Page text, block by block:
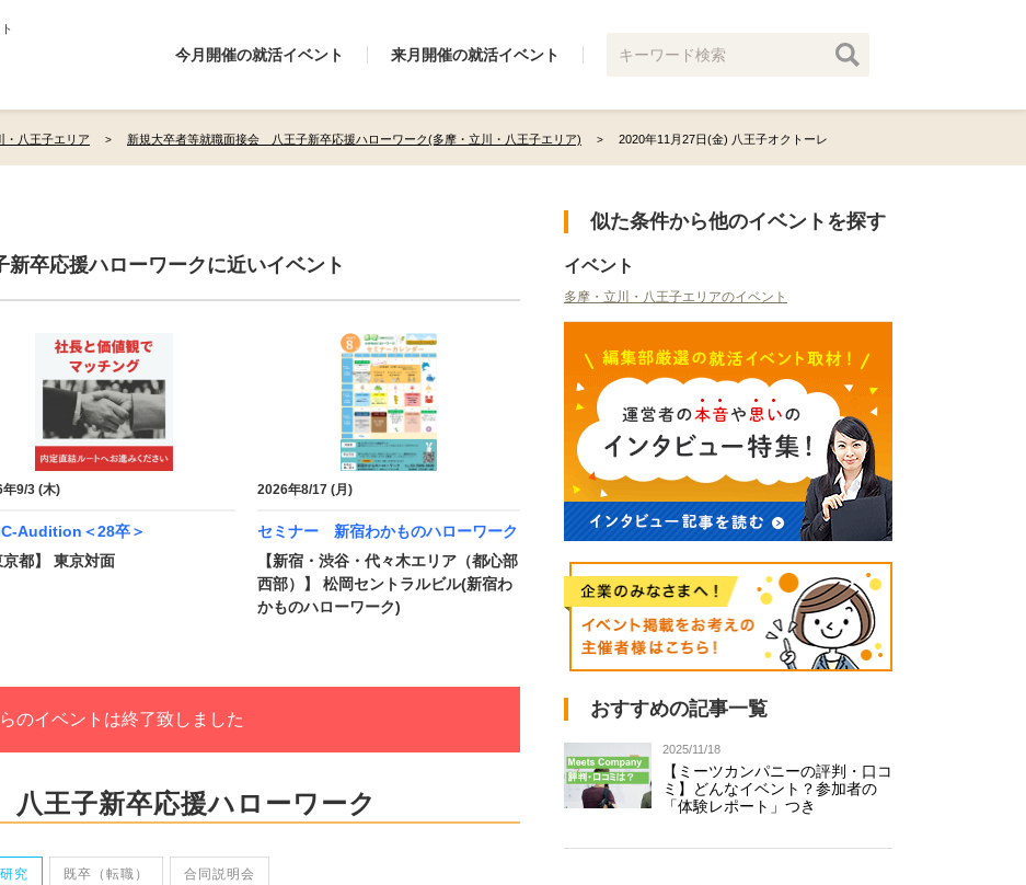
今月開催の就活イベント 来月開催の就活イベント
・八王子エリア 新規大卒者等就職面接会 八王子新卒応援ハローワーク(多摩・立川・八王子エリア) 2020年11月27日(金) 八王子オクトーレ
卒応援ハローワークに近いイベント
9/3 (木)
Audition＜28卒＞
京都】 東京対面
2026年8/17 (月)
セミナー 新宿わかものハローワーク
【新宿・渋谷・代々木エリア（都心部
西部）】 松岡セントラルビル(新宿わ
かものハローワーク)
のイベントは終了致しました
王子新卒応援ハローワーク
究 既卒（転職） 合同説明会
似た条件から他のイベントを探す
イベント
多摩・立川・八王子エリアのイベント
おすすめの記事一覧
2025/11/18
【ミーツカンパニーの評判・口コ
ミ】どんなイベント？参加者の
「体験レポート」つき